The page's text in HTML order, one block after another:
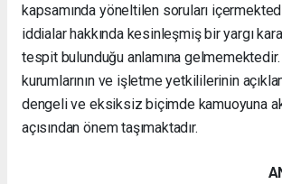
kapsamında yöneltilen soruları
iddialar hakkında kesinleşmiş bir yargı
tespit bulunduğu anlamına
kurumlarının ve işletme yetkililerinin
dengeli ve eksiksiz biçimde kamuoyuna
açısından önem taşımaktadır.